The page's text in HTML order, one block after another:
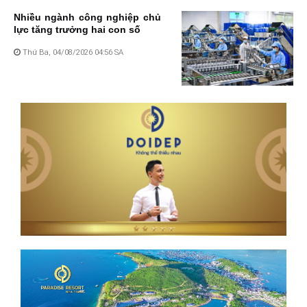
Nhiều ngành công nghiệp chủ
lực tăng trưởng hai con số
Thứ Ba, 04/08/2026 04:56 SA